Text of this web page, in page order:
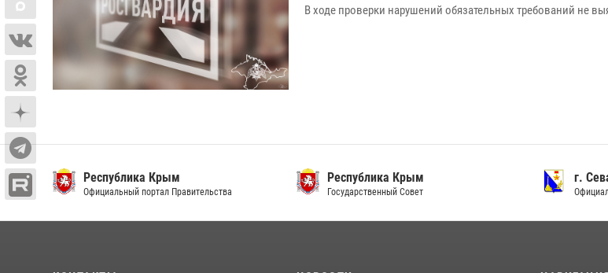
В ходе проверки нарушений обязательных требований не
Республика Крым
Официальный портал Правительства
Республика Крым
Государственный Совет
г.